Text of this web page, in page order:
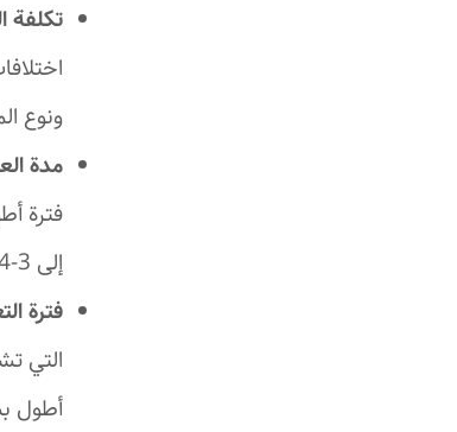
تكلفة
ونوع
مدة
فترة
إلى 3-4 ساعات.
فترة
التي
أطول